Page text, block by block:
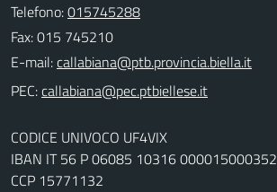
Telefono:015745288
Fax: 015 745210
E-mail:
PEC:
CODICE UNIVOCO UF4VIX
IBAN IT 56 P 06085 10316 000015000352
CCP 15771132